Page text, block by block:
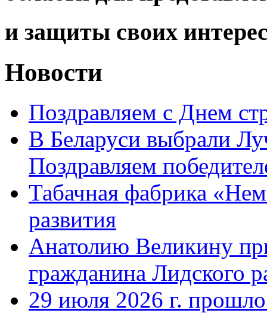
и защиты своих
Новости
Поздравляем с Днем
В Беларуси выбрали
Поздравляем
Табачная фабрика
развития
Анатолию Великину
гражданина Лидского
29 июля 2026 г. прошло